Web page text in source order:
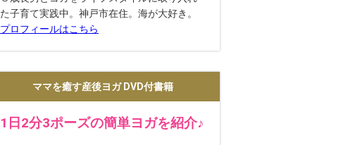
た子育て実践中。神戸市在住。海が大好き。
プロフィールはこちら
ママを癒す産後ヨガ DVD付書籍
1日2分3ポーズの簡単ヨガを紹介♪